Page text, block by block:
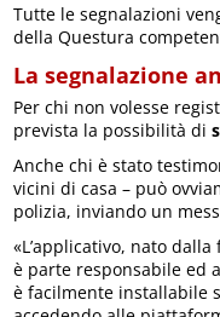
Tutte le segnalazioni
della Questura
La segnalazione
Per chi non volesse
prevista la possibilità di
Anche chi è stato
vicini di casa – può
polizia, inviando un
«L’applicativo, nato
è parte responsabile ed
è facilmente installabile